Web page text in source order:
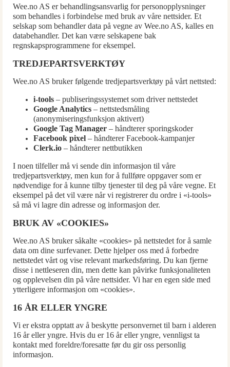
Wee.no AS er behandlingsansvarlig for personopplysninger
som behandles i forbindelse med bruk av våre nettsider. Et
selskap som behandler data på vegne av Wee.no AS, kalles en
databehandler. Det kan være selskapene bak
regnskapsprogrammene for eksempel.
TREDJEPARTSVERKTØY
Wee.no AS bruker følgende tredjepartsverktøy på vårt nettsted:
i-tools – publiseringssystemet som driver nettstedet
Google Analytics – nettstedsmåling
(anonymiseringsfunksjon aktivert)
Google Tag Manager – håndterer sporingskoder
Facebook pixel – håndterer Facebook-kampanjer
Clerk.io – håndterer nettbutikken
I noen tilfeller må vi sende din informasjon til våre
tredjepartsverktøy, men kun for å fullføre oppgaver som er
nødvendige for å kunne tilby tjenester til deg på våre vegne. Et
eksempel på det vil være når vi registrerer du ordre i «i-tools»
så må vi lagre din adresse og informasjon der.
BRUK AV «COOKIES»
Wee.no AS bruker såkalte «cookies» på nettstedet for å samle
data om dine surfevaner. Dette hjelper oss med å forbedre
nettstedet vårt og vise relevant markedsføring. Du kan fjerne
disse i nettleseren din, men dette kan påvirke funksjonaliteten
og opplevelsen din på våre nettsider. Vi har en egen side med
ytterligere informasjon om «cookies».
16 ÅR ELLER YNGRE
Vi er ekstra opptatt av å beskytte personvernet til barn i alderen
16 år eller yngre. Hvis du er 16 år eller yngre, vennligst ta
kontakt med foreldre/foresatte før du gir oss personlig
informasjon.